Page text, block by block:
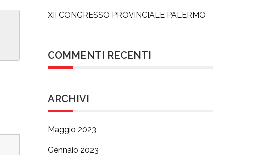
XII CONGRESSO PROVINCIALE PALERMO
COMMENTI RECENTI
ARCHIVI
Maggio 2023
Gennaio 2023